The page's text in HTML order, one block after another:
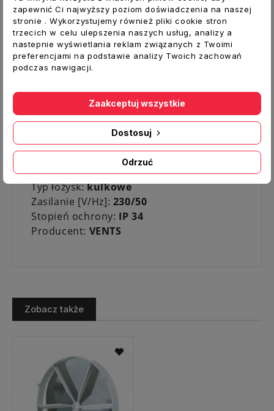
Dane techniczne:
Rodzaj:Wentylator osiowy
Model:Silenta-S
Dodatkowe wyposażenie:Standard
Materiał:Tworzywo ABS
Średnica otworu [mm]:150
Średnica montażowa wentylatora [mm]:
Wymiar zewnętrzny frontu [mm]:
Wydajność [m3/h]:240
33
Moc [W]:20
Typ łożysk:kulkowe
Zasilanie [V/Hz]: 230/50
Stopień ochrony: IP 34
Producent: VENTS
Zobacz także
zapewnić Ci najwyższy poziom doświadczenia na naszej
stronie . Wykorzystujemy również pliki cookie stron
trzecich w celu ulepszenia naszych usług, analizy a
nastepnie wyświetlania reklam związanych z Twoimi
preferencjami na podstawie analizy Twoich zachowań
podczas nawigacji.
Odrzuć
Dostosuj
Zaakceptuj wszystkie